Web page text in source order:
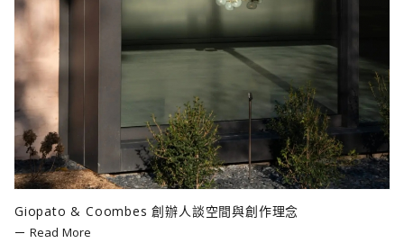
Giopato & Coombes 創辦人談空間與創作理念
Read More